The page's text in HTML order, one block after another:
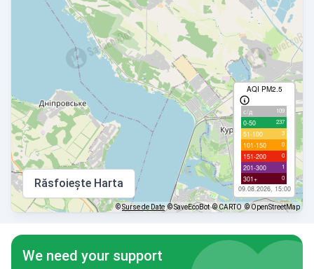
AQI PM2.5
с/д 109
0-50 237
51-100 3
101-150 0
151-200 0
201-300 1
301+ 0
09.08.2026, 15:00
Răsfoiește Harta
©Surse de Date © SaveEcoBot © CARTO © OpenStreetMap
We need your support